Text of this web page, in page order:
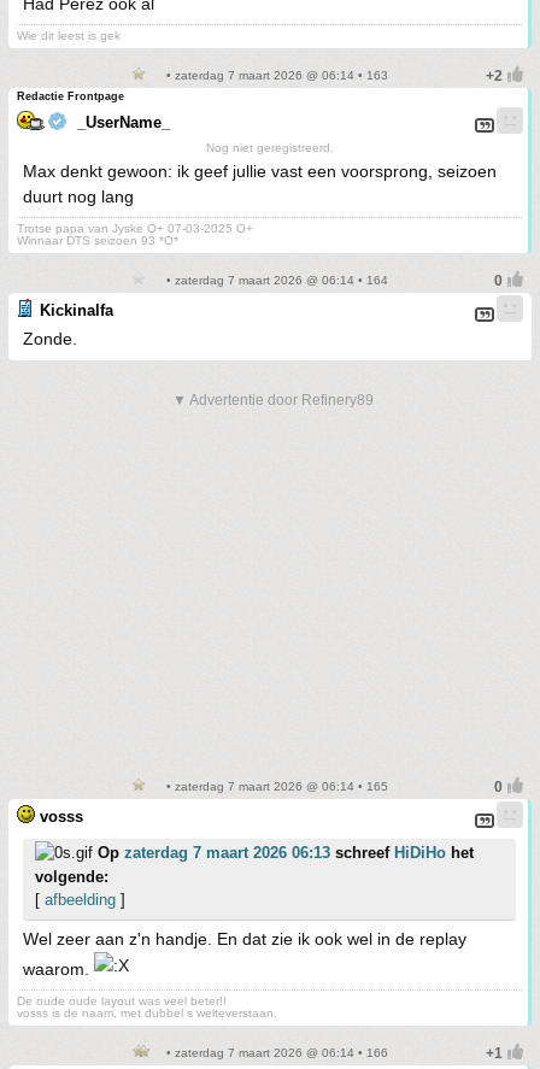
Wie dit leest is gek
• zaterdag 7 maart 2026 @ 06:14 • 163
Redactie Frontpage
_UserName_
Nog niet geregistreerd.
Max denkt gewoon: ik geef jullie vast een voorsprong, seizoen
duurt nog lang
Trotse papa van Jyske O+ 07-03-2025 O+
Winnaar DTS seizoen 93 *O*
• zaterdag 7 maart 2026 @ 06:14 • 164
Kickinalfa
Zonde.
▼ Advertentie door Refinery89
• zaterdag 7 maart 2026 @ 06:14 • 165
vosss
Op zaterdag 7 maart 2026 06:13 schreef HiDiHo het
volgende:
[ afbeelding ]
Wel zeer aan z'n handje. En dat zie ik ook wel in de replay
waarom.
De oude oude layout was veel beter!!
vosss is de naam, met dubbel s welteverstaan.
• zaterdag 7 maart 2026 @ 06:14 • 166